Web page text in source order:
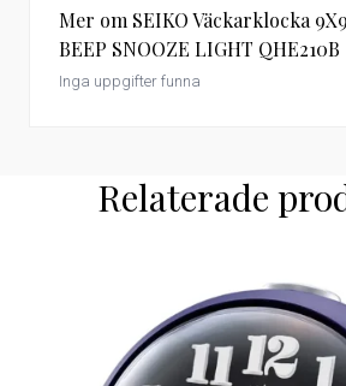
Mer om SEIKO Väckarklocka
BEEP SNOOZE LIGHT QHE210B
Inga uppgifter funna
Relaterade